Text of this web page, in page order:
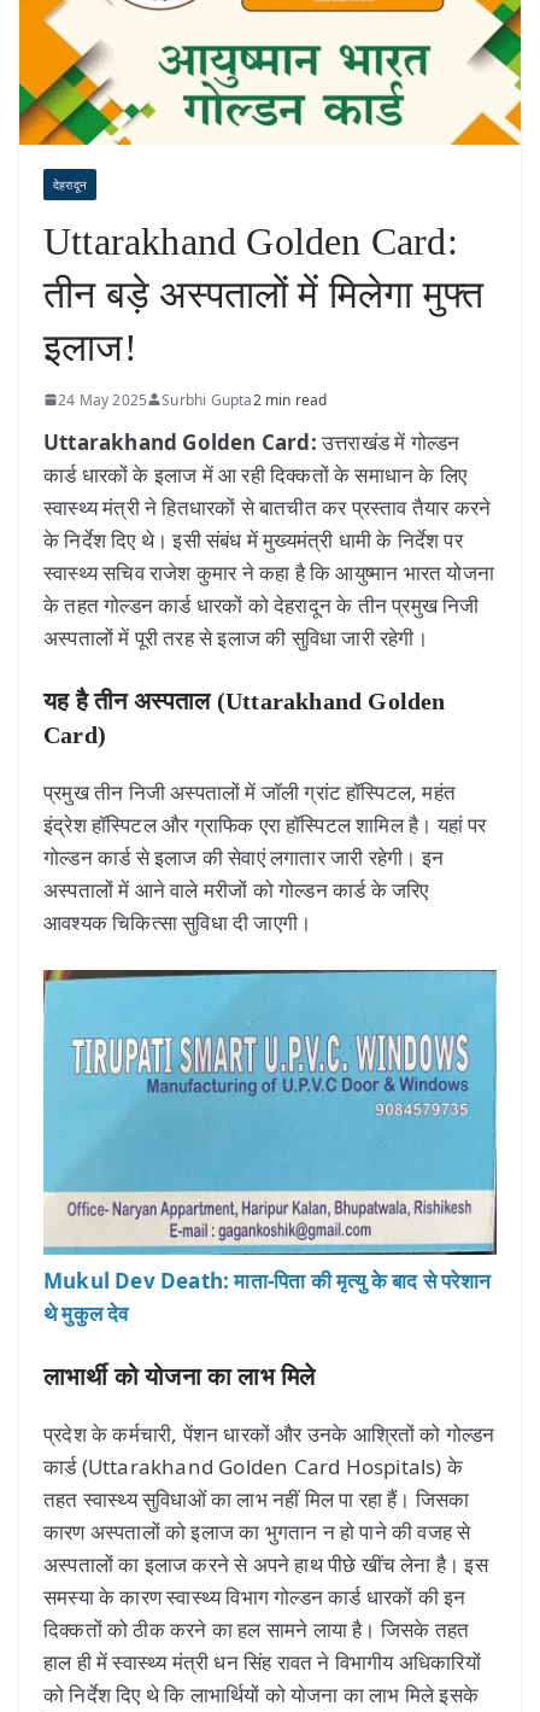
देहरादून
Uttarakhand Golden Card:
तीन बड़े अस्पतालों में मिलेगा मुफ्त
इलाज!
24 May 2025 Surbhi Gupta2 min read
Uttarakhand Golden Card:उत्तराखंड में गोल्डन
कार्ड धारकों के इलाज में आ रही दिक्कतों के समाधान के लिए
स्वास्थ्य मंत्री ने हितधारकों से बातचीत कर प्रस्ताव तैयार करने
के निर्देश दिए थे। इसी संबंध में मुख्यमंत्री धामी के निर्देश पर
स्वास्थ्य सचिव राजेश कुमार ने कहा है कि आयुष्मान भारत योजना
के तहत गोल्डन कार्ड धारकों को देहरादून के तीन प्रमुख निजी
अस्पतालों में पूरी तरह से इलाज की सुविधा जारी रहेगी।
यह है तीन अस्पताल (Uttarakhand Golden
Card)
प्रमुख तीन निजी अस्पतालों में जॉली ग्रांट हॉस्पिटल, महंत
इंद्रेश हॉस्पिटल और ग्राफिक एरा हॉस्पिटल शामिल है। यहां पर
गोल्डन कार्ड से इलाज की सेवाएं लगातार जारी रहेगी। इन
अस्पतालों में आने वाले मरीजों को गोल्डन कार्ड के जरिए
आवश्यक चिकित्सा सुविधा दी जाएगी।
Mukul Dev Death: माता-पिता की मृत्यु के बाद से परेशान
थे मुकुल देव
लाभार्थी को योजना का लाभ मिले
प्रदेश के कर्मचारी, पेंशन धारकों और उनके आश्रितों को गोल्डन
कार्ड (Uttarakhand Golden Card Hospitals) के
तहत स्वास्थ्य सुविधाओं का लाभ नहीं मिल पा रहा हैं। जिसका
कारण अस्पतालों को इलाज का भुगतान न हो पाने की वजह से
अस्पतालों का इलाज करने से अपने हाथ पीछे खींच लेना है। इस
समस्या के कारण स्वास्थ्य विभाग गोल्डन कार्ड धारकों की इन
दिक्कतों को ठीक करने का हल सामने लाया है। जिसके तहत
हाल ही में स्वास्थ्य मंत्री धन सिंह रावत ने विभागीय अधिकारियों
को निर्देश दिए थे कि लाभार्थियों को योजना का लाभ मिले इसके